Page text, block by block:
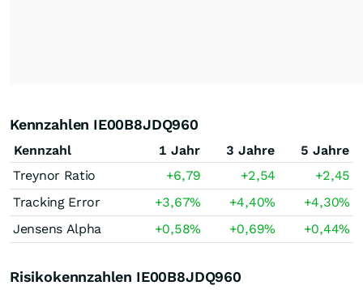
Kennzahlen IE00B8JDQ960
Kennzahl 1 Jahr 3 Jahre
5 Jahre
Treynor Ratio
+6,79 +2,54
+2,45
Tracking Error
+3,67% +4,40% +4,30%
Jensens Alpha
+0,58% +0,69% +0,44%
Risikokennzahlen IE00B8JDQ960